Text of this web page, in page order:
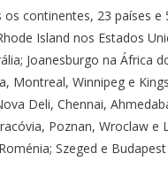
continentes, 23 países
Island nos Estados
Joanesburgo na África
Winnipeg e
Deli, Chennai,
Poznan, Wroclaw e
Szeged e